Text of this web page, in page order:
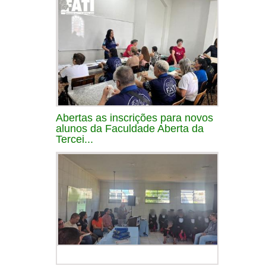
Abertas as inscrições para novos
alunos da Faculdade Aberta da
Tercei...